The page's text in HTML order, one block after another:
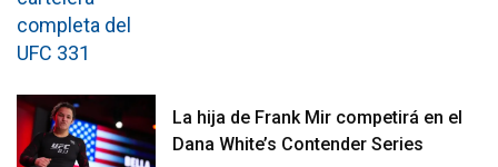
La hija de Frank Mir competirá en el
Dana White’s Contender Series